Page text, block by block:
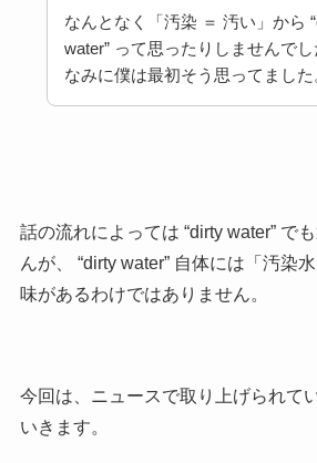
なんとなく「汚染 ＝ 汚い」から
water” って思ったりしませんでし
なみに僕は最初そう思ってまし
話の流れによっては “dirty water” で
んが、 “dirty water” 自体には「汚染
味があるわけではありません。
今回は、ニュースで取り上げられて
いきます。